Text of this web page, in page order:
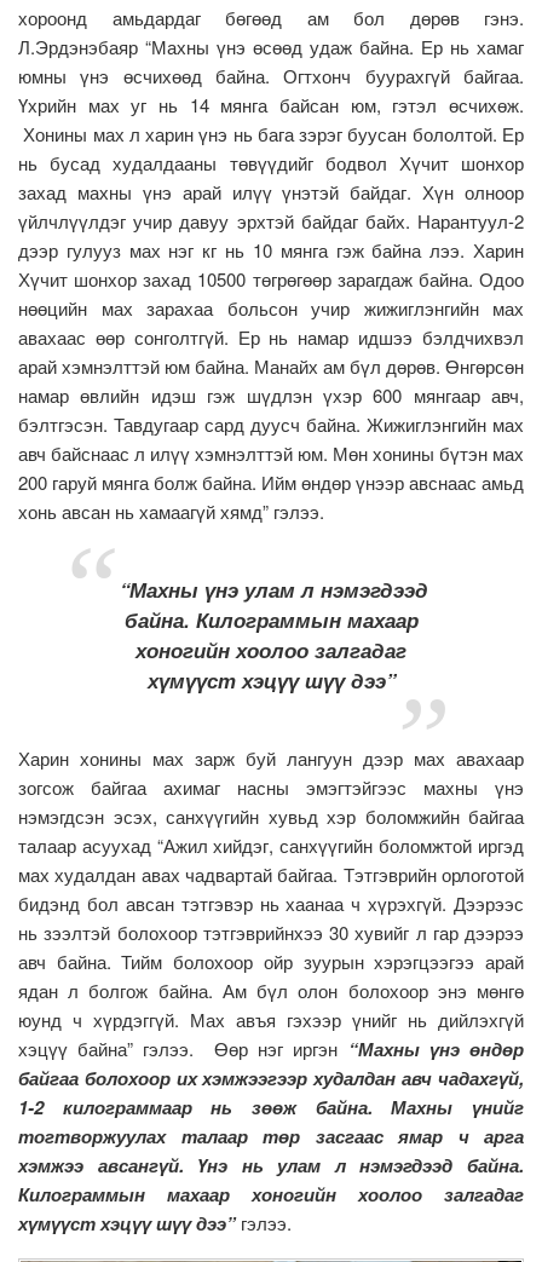
хороонд амьдардаг бөгөөд ам бол дөрөв гэнэ.
Л.Эрдэнэбаяр “Махны үнэ өсөөд удаж байна. Ер нь хамаг
юмны үнэ өсчихөөд байна. Огтхонч буурахгүй байгаа.
Үхрийн мах уг нь 14 мянга байсан юм, гэтэл өсчихөж.
Хонины мах л харин үнэ нь бага зэрэг буусан бололтой. Ер
нь бусад худалдааны төвүүдийг бодвол Хүчит шонхор
захад махны үнэ арай илүү үнэтэй байдаг. Хүн олноор
үйлчлүүлдэг учир давуу эрхтэй байдаг байх. Нарантуул-2
дээр гулууз мах нэг кг нь 10 мянга гэж байна лээ. Харин
Хүчит шонхор захад 10500 төгрөгөөр зарагдаж байна. Одоо
нөөцийн мах зарахаа больсон учир жижиглэнгийн мах
авахаас өөр сонголтгүй. Ер нь намар идшээ бэлдчихвэл
арай хэмнэлттэй юм байна. Манайх ам бүл дөрөв. Өнгөрсөн
намар өвлийн идэш гэж шүдлэн үхэр 600 мянгаар авч,
бэлтгэсэн. Тавдугаар сард дуусч байна. Жижиглэнгийн мах
авч байснаас л илүү хэмнэлттэй юм. Мөн хонины бүтэн мах
200 гаруй мянга болж байна. Ийм өндөр үнээр авснаас амьд
хонь авсан нь хамаагүй хямд” гэлээ.
“Махны үнэ улам л нэмэгдээд
байна. Килограммын махаар
хоногийн хоолоо залгадаг
хүмүүст хэцүү шүү дээ”
Харин хонины мах зарж буй лангуун дээр мах авахаар
зогсож байгаа ахимаг насны эмэгтэйгээс махны үнэ
нэмэгдсэн эсэх, санхүүгийн хувьд хэр боломжийн байгаа
талаар асуухад “Ажил хийдэг, санхүүгийн боломжтой иргэд
мах худалдан авах чадвартай байгаа. Тэтгэврийн орлоготой
бидэнд бол авсан тэтгэвэр нь хаанаа ч хүрэхгүй. Дээрээс
нь зээлтэй болохоор тэтгэврийнхээ 30 хувийг л гар дээрээ
авч байна. Тийм болохоор ойр зуурын хэрэгцээгээ арай
ядан л болгож байна. Ам бүл олон болохоор энэ мөнгө
юунд ч хүрдэггүй. Мах авъя гэхээр үнийг нь дийлэхгүй
хэцүү байна” гэлээ. Өөр нэг иргэн “Махны үнэ өндөр
байгаа болохоор их хэмжээгээр худалдан авч чадахгүй,
1-2 килограммаар нь зөөж байна. Махны үнийг
тогтворжуулах талаар төр засгаас ямар ч арга
хэмжээ авсангүй. Үнэ нь улам л нэмэгдээд байна.
Килограммын махаар хоногийн хоолоо залгадаг
хүмүүст хэцүү шүү дээ”гэлээ.